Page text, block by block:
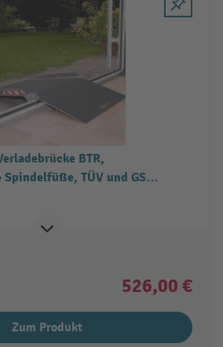
BTR,
TÜV und GS
526,00 €
Zum Produkt